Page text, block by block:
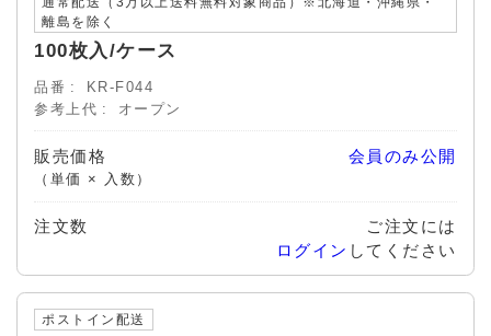
離島を除く
100枚入/ケース
品番
KR-F044
参考上代
オープン
販売価格
（単価 × 入数）
会員のみ公開
注文数
ご注文には
ログイン してください
ポストイン配送